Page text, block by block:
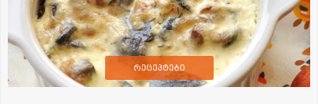
რეცეპტები